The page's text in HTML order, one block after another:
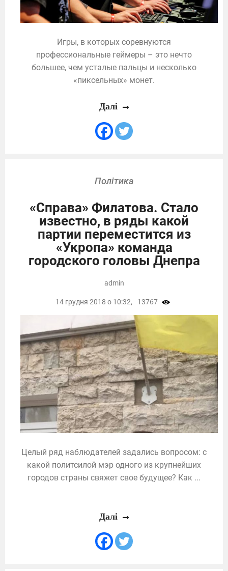
Игры, в которых соревнуются
профессиональные геймеры – это нечто
большее, чем усталые пальцы и несколько
«пиксельных» монет.
Далі
Політика
«Справа» Филатова. Стало
известно, в ряды какой
партии переместится из
«Укропа» команда
городского головы Днепра
Целый ряд наблюдателей задались вопросом: с
какой политсилой мэр одного из крупнейших
городов страны свяжет свое будущее? Как ...
admin
14 грудня 2018 о 10:32, 13767
Далі